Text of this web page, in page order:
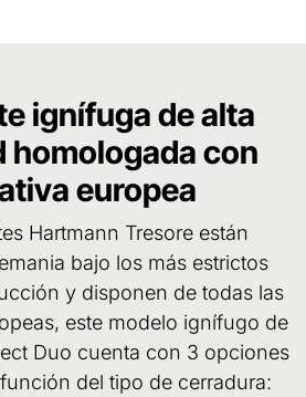
ignífuga de alta
homologada con
europea
Hartmann Tresore están
bajo los más estrictos
y disponen de todas las
este modelo ignífugo de
Duo cuenta con 3 opciones
del tipo de cerradura: